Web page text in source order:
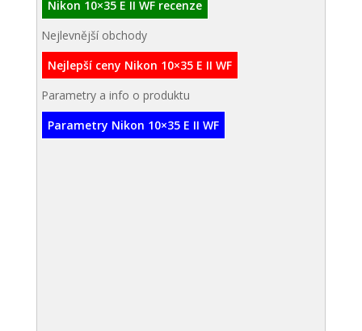
Nikon 10×35 E II WF recenze
Nejlevnější obchody
Nejlepší ceny Nikon 10×35 E II WF
Parametry a info o produktu
Parametry Nikon 10×35 E II WF